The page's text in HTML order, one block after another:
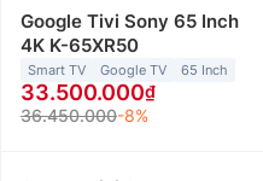
Google Tivi Sony 65 Inch
4K K-65XR50
Smart TV Google TV 65 Inch
33.500.000
36.450.000-8%